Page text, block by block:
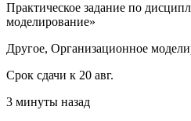
Практическое задание по
моделирование»
Другое, Организационное
Срок сдачи к 20 авг.
3 минуты назад